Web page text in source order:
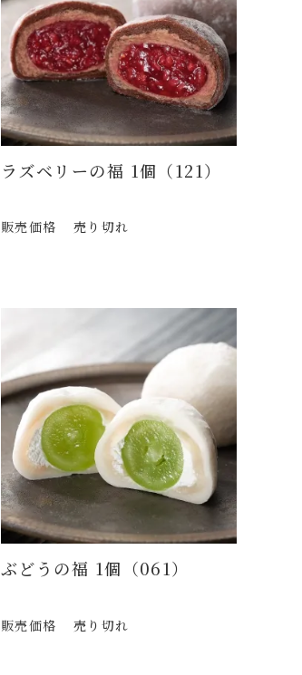
ラズベリーの福 1個（121）
販売価格 売り切れ
ぶどうの福 1個（061）
販売価格 売り切れ